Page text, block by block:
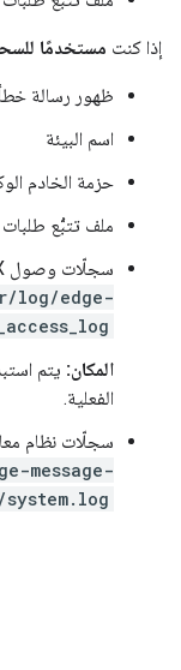
إذا كنت مستخدمًا
ظهور رسالة خطأ
اسم البيئة
حزمة الخادم
ملف تتبُّع طلبات
سجلّات وصول NGINX
log/edge-
المكان: يتم
الفعلية.
سجلّات نظام
message-